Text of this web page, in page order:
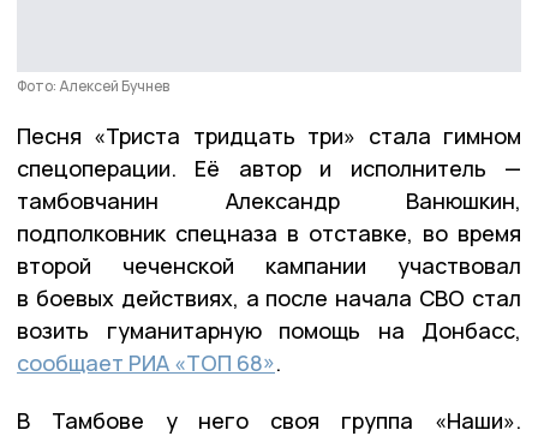
Фото: Алексей Бучнев
Песня «Триста тридцать три» стала гимном
спецоперации. Её автор и исполнитель —
тамбовчанин Александр Ванюшкин,
подполковник спецназа в отставке, во время
второй чеченской кампании участвовал
в боевых действиях, а после начала СВО стал
возить гуманитарную помощь на Донбасс,
сообщает РИА «ТОП 68».
В Тамбове у него своя группа «Наши».